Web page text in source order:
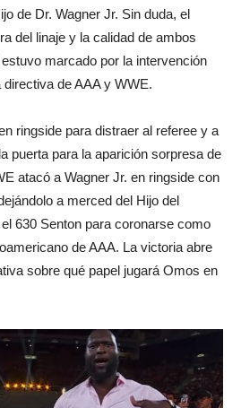
de Dr. Wagner Jr. Sin duda, el
del linaje y la calidad de ambos
marcado por la intervención
de AAA y WWE.
ringside para distraer al referee y a
puerta para la aparición sorpresa de
atacó a Wagner Jr. en ringside con
a merced del Hijo del
630 Senton para coronarse como
de AAA. La victoria abre
sobre qué papel jugará Omos en